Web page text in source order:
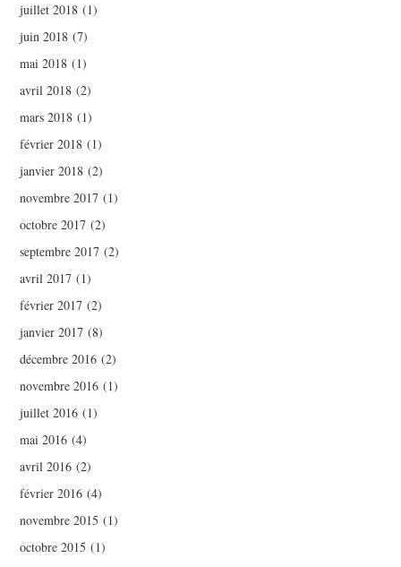
juillet 2018 (1)
juin 2018 (7)
mai 2018 (1)
avril 2018 (2)
mars 2018 (1)
février 2018 (1)
janvier 2018 (2)
novembre 2017 (1)
octobre 2017 (2)
septembre 2017 (2)
avril 2017 (1)
février 2017 (2)
janvier 2017 (8)
décembre 2016 (2)
novembre 2016 (1)
juillet 2016 (1)
mai 2016 (4)
avril 2016 (2)
février 2016 (4)
novembre 2015 (1)
octobre 2015 (1)